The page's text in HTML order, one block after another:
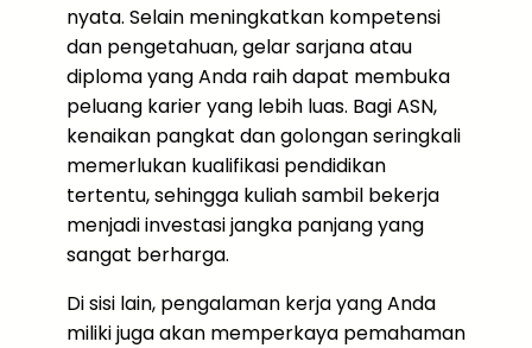
nyata. Selain meningkatkan kompetensi
dan pengetahuan, gelar sarjana atau
diploma yang Anda raih dapat membuka
peluang karier yang lebih luas. Bagi ASN,
kenaikan pangkat dan golongan seringkali
memerlukan kualifikasi pendidikan
tertentu, sehingga kuliah sambil bekerja
menjadi investasi jangka panjang yang
sangat berharga.
Di sisi lain, pengalaman kerja yang Anda
miliki juga akan memperkaya pemahaman